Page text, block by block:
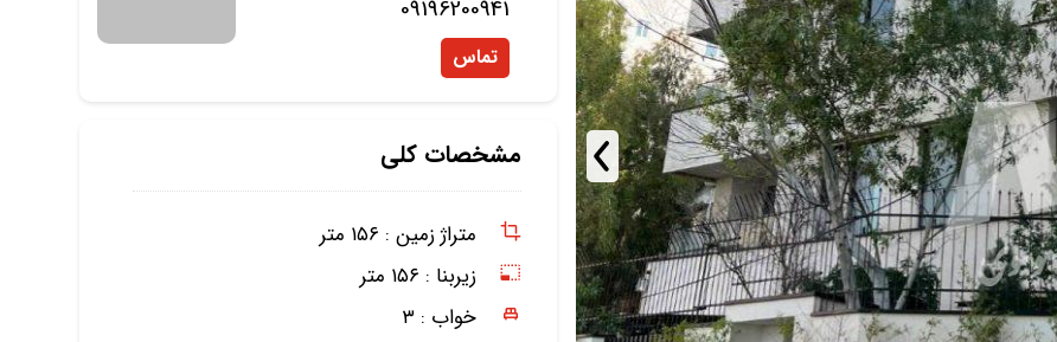
09196200941
تماس
مشخصات کلی
متراژ زمین : ۱۵۶ متر
زیربنا : ۱۵۶ متر
خواب : ۳